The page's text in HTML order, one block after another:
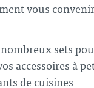
vous
sets
accessoires à
de cuisines